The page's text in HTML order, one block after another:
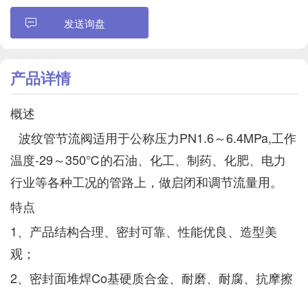
发送询盘
产品详情
概述
波纹管节流阀适用于公称压力PN1.6～6.4MPa,工作
温度-29～350℃的石油、化工、制药、化肥、电力
行业等各种工况的管路上，做启闭和调节流量用。
特点
1、产品结构合理、密封可靠、性能优良、造型美
观；
2、密封面堆焊Co基硬质合金、耐磨、耐腐、抗摩擦